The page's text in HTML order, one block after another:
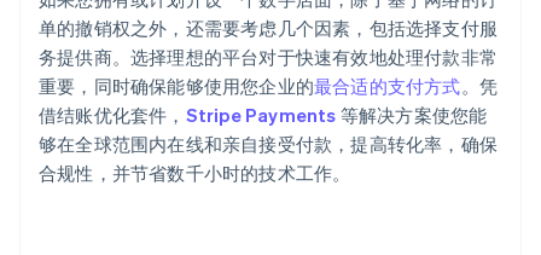
单的撤销权之外，还需要考虑几个因素，包括选择支付服
务提供商。选择理想的平台对于快速有效地处理付款非常
重要，同时确保能够使用您企业的最合适的支付方式。凭
借结账优化套件， Stripe Payments 等解决方案使您能
够在全球范围内在线和亲自接受付款，提高转化率，确保
合规性，并节省数千小时的技术工作。